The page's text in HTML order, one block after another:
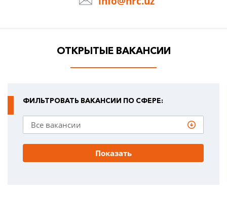
ОТКРЫТЫЕ ВАКАНСИИ
ФИЛЬТРОВАТЬ ВАКАНСИИ ПО СФЕРЕ:
Показать